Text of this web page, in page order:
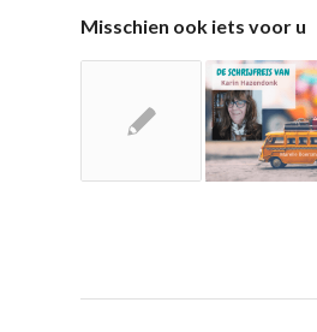
Misschien ook iets voor u